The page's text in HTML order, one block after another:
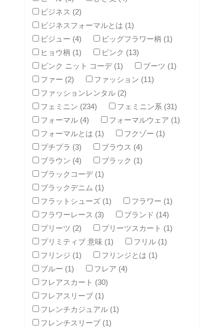
ビジネス (2)
ビジネスフォーマルとは (1)
ビジュー (4)
ビッグフラワー柄 (1)
ヒョウ柄 (1)
ピンク (13)
ピンク ニット コーデ (1)
ブーツ (1)
ファー (2)
ファッション (11)
ファッションレンタル (2)
フェミニン (234)
フェミニン系 (31)
フォーマル (4)
フォーマルウェア (1)
フォーマルとは (1)
フクゾー (1)
プチプラ (3)
ブラウス (4)
ブラウン (4)
ブラック (1)
ブラックコーデ (1)
ブラックデニム (1)
フラットシューズ (1)
フラワー (1)
フラワーレース (3)
ブランド (14)
プリーツ (2)
プリーツスカート (1)
プリミティブ 意味 (1)
フリル (1)
フリンジ (1)
フリンジとは (1)
ブルー (1)
フレア (4)
フレアスカート (30)
フレアスリーブ (1)
フレンチカジュアル (1)
フレンチスリーブ (1)